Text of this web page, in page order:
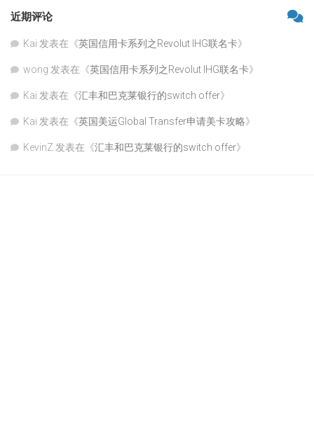
近期评论
Kai 发表在《英国信用卡系列之Revolut IHG联名卡》
wong 发表在《英国信用卡系列之Revolut IHG联名卡》
Kai 发表在《汇丰和巴克莱银行的switch offer》
Kai 发表在《英国美运Global Transfer申请美卡攻略》
KevinZ 发表在《汇丰和巴克莱银行的switch offer》